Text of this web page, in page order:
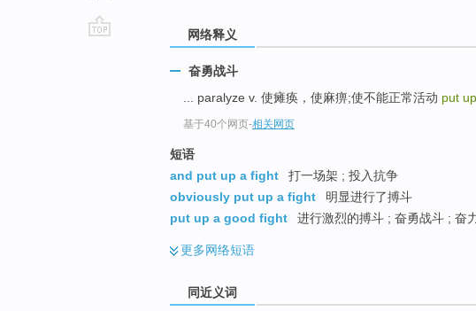
网络释义
奋勇战斗
... paralyze v. 使瘫痪，使麻痹;使不能正常活动 put
基于40个网页-相关网页
短语
and put up a fight
打一场架 ; 投入抗争
obviously put up a fight
明显进行了搏斗
put up a good fight
进行激烈的搏斗 ; 奋勇战斗 ; 奋
更多网络短语
同近义词